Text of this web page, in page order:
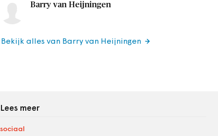
Barry van Heijningen
Bekijk alles van Barry van Heijningen
Lees meer
sociaal